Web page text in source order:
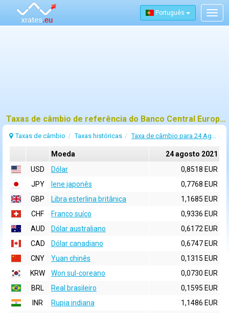
Português
Taxas de câmbio de referência do Banco Central Europeu (BCE) para 24 agosto 2021
Taxas de câmbio Taxas históricas Taxa de câmbio para 24 Agosto 2021
Moeda
24 agosto 2021
USD
Dólar
0,8518 EUR
JPY
Iene japonês
0,7768 EUR
GBP
Libra esterlina britânica
1,1685 EUR
CHF
Franco suíço
0,9336 EUR
AUD
Dólar australiano
0,6172 EUR
CAD
Dólar canadiano
0,6747 EUR
CNY
Yuan chinês
0,1315 EUR
KRW
Won sul-coreano
0,0730 EUR
BRL
Real brasileiro
0,1595 EUR
INR
Rupia indiana
1,1486 EUR